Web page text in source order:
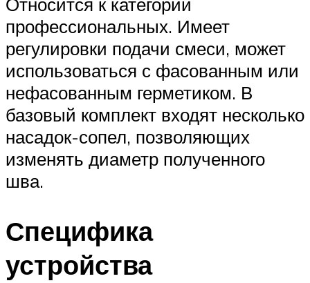
профессиональных. Имеет
регулировки подачи смеси, может
использоваться с фасованным или
нефасованным герметиком. В
базовый комплект входят несколько
насадок-сопел, позволяющих
изменять диаметр полученного
шва.
Специфика
устройства